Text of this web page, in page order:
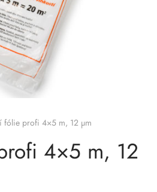
fólie profi 4×5 m, 12 µm
4×5 m, 12